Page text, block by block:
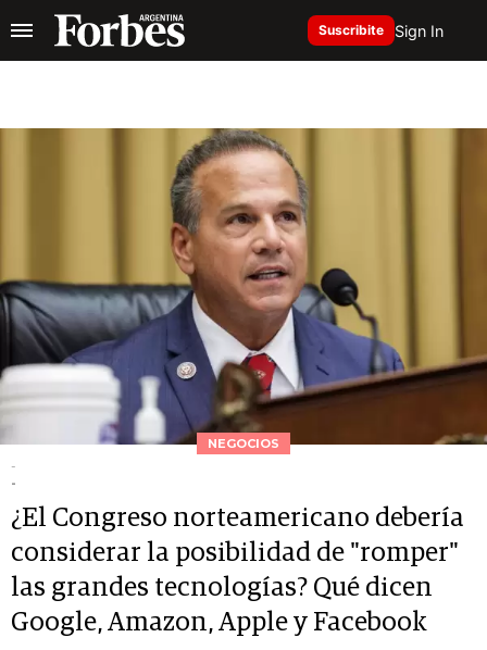
Suscribite Sign In
NEGOCIOS
-
-
¿El Congreso norteamericano debería
considerar la posibilidad de "romper"
las grandes tecnologías? Qué dicen
Google, Amazon, Apple y Facebook